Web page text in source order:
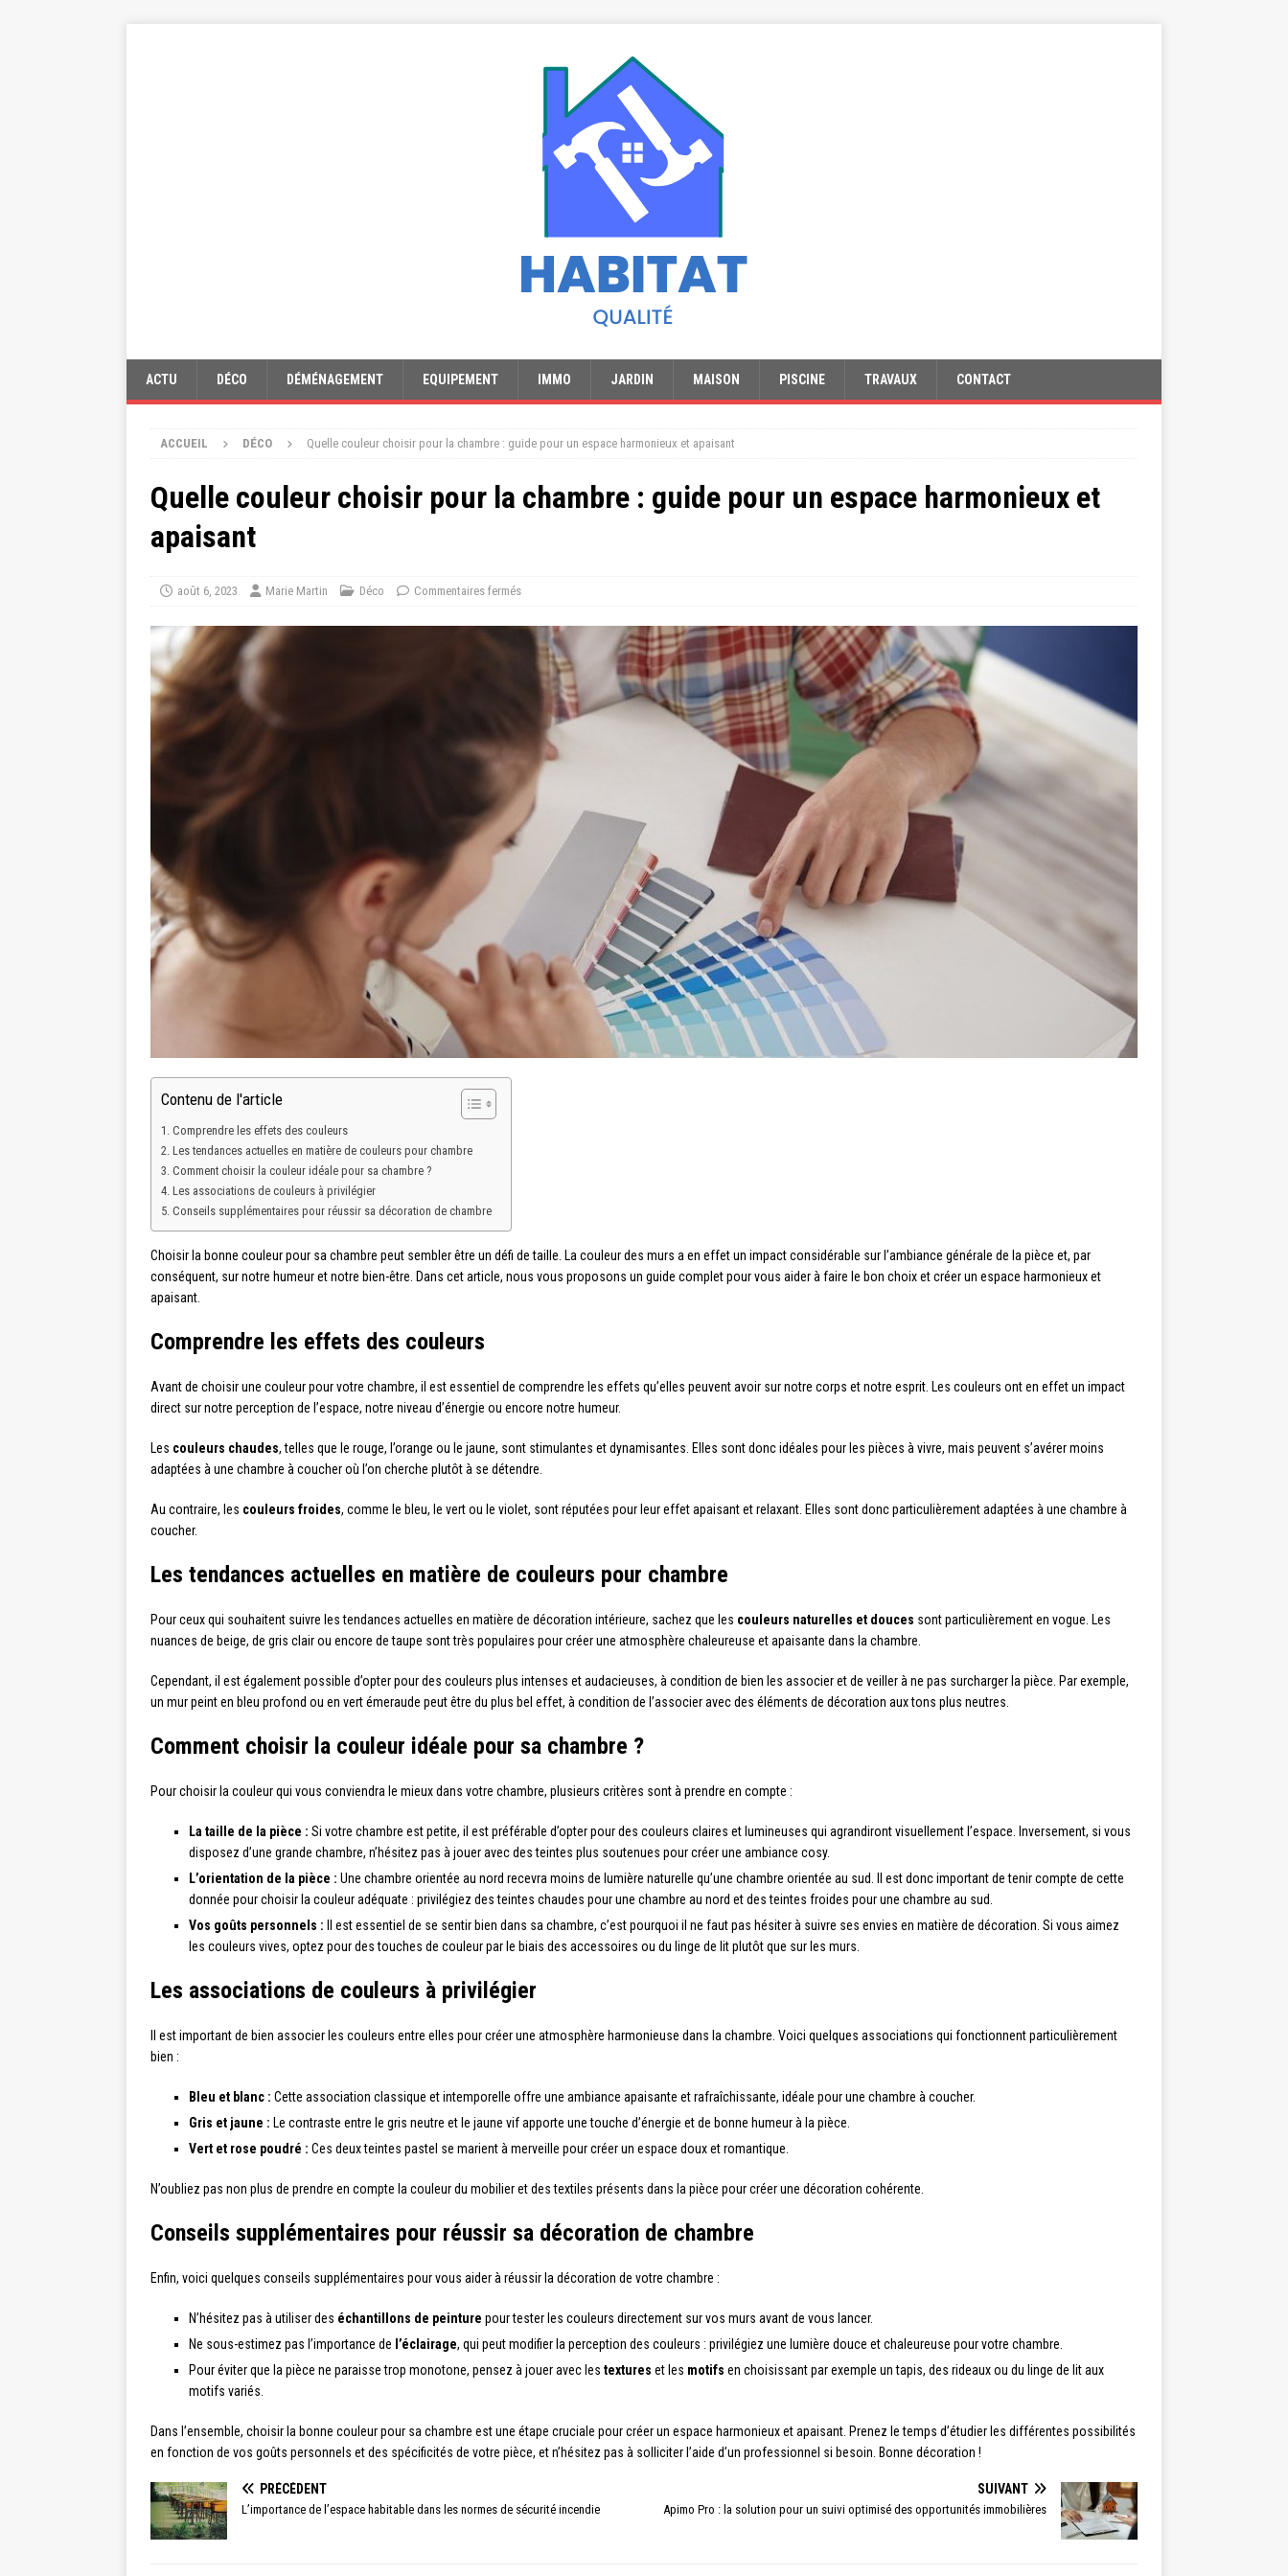
ACTU DÉCO DÉMÉNAGEMENT EQUIPEMENT IMMO JARDIN MAISON PISCINE TRAVAUX CONTACT
ACCUEIL DÉCO Quelle couleur choisir pour la chambre : guide pour un espace harmonieux et apaisant
Quelle couleur choisir pour la chambre : guide pour un espace harmonieux et
apaisant
août 6, 2023 Marie Martin Déco Commentaires fermés
Contenu de l'article
Comprendre les effets des couleurs
Les tendances actuelles en matière de couleurs pour chambre
Comment choisir la couleur idéale pour sa chambre ?
Les associations de couleurs à privilégier
Conseils supplémentaires pour réussir sa décoration de chambre
Choisir la bonne couleur pour sa chambre peut sembler être un défi de taille. La couleur des murs a en effet un impact considérable sur l’ambiance générale de la pièce et, par
conséquent, sur notre humeur et notre bien-être. Dans cet article, nous vous proposons un guide complet pour vous aider à faire le bon choix et créer un espace harmonieux et
apaisant.
Comprendre les effets des couleurs
Avant de choisir une couleur pour votre chambre, il est essentiel de comprendre les effets qu’elles peuvent avoir sur notre corps et notre esprit. Les couleurs ont en effet un impact
direct sur notre perception de l’espace, notre niveau d’énergie ou encore notre humeur.
Les couleurs chaudes, telles que le rouge, l’orange ou le jaune, sont stimulantes et dynamisantes. Elles sont donc idéales pour les pièces à vivre, mais peuvent s’avérer moins
adaptées à une chambre à coucher où l’on cherche plutôt à se détendre.
Au contraire, les couleurs froides, comme le bleu, le vert ou le violet, sont réputées pour leur effet apaisant et relaxant. Elles sont donc particulièrement adaptées à une chambre à
coucher.
Les tendances actuelles en matière de couleurs pour chambre
Pour ceux qui souhaitent suivre les tendances actuelles en matière de décoration intérieure, sachez que les couleurs naturelles et douces sont particulièrement en vogue. Les
nuances de beige, de gris clair ou encore de taupe sont très populaires pour créer une atmosphère chaleureuse et apaisante dans la chambre.
Cependant, il est également possible d’opter pour des couleurs plus intenses et audacieuses, à condition de bien les associer et de veiller à ne pas surcharger la pièce. Par exemple,
un mur peint en bleu profond ou en vert émeraude peut être du plus bel effet, à condition de l’associer avec des éléments de décoration aux tons plus neutres.
Comment choisir la couleur idéale pour sa chambre ?
Pour choisir la couleur qui vous conviendra le mieux dans votre chambre, plusieurs critères sont à prendre en compte :
La taille de la pièce : Si votre chambre est petite, il est préférable d’opter pour des couleurs claires et lumineuses qui agrandiront visuellement l’espace. Inversement, si vous
disposez d’une grande chambre, n’hésitez pas à jouer avec des teintes plus soutenues pour créer une ambiance cosy.
L’orientation de la pièce : Une chambre orientée au nord recevra moins de lumière naturelle qu’une chambre orientée au sud. Il est donc important de tenir compte de cette
donnée pour choisir la couleur adéquate : privilégiez des teintes chaudes pour une chambre au nord et des teintes froides pour une chambre au sud.
Vos goûts personnels : Il est essentiel de se sentir bien dans sa chambre, c’est pourquoi il ne faut pas hésiter à suivre ses envies en matière de décoration. Si vous aimez
les couleurs vives, optez pour des touches de couleur par le biais des accessoires ou du linge de lit plutôt que sur les murs.
Les associations de couleurs à privilégier
Il est important de bien associer les couleurs entre elles pour créer une atmosphère harmonieuse dans la chambre. Voici quelques associations qui fonctionnent particulièrement
bien :
Bleu et blanc : Cette association classique et intemporelle offre une ambiance apaisante et rafraîchissante, idéale pour une chambre à coucher.
Gris et jaune : Le contraste entre le gris neutre et le jaune vif apporte une touche d’énergie et de bonne humeur à la pièce.
Vert et rose poudré : Ces deux teintes pastel se marient à merveille pour créer un espace doux et romantique.
N’oubliez pas non plus de prendre en compte la couleur du mobilier et des textiles présents dans la pièce pour créer une décoration cohérente.
Conseils supplémentaires pour réussir sa décoration de chambre
Enfin, voici quelques conseils supplémentaires pour vous aider à réussir la décoration de votre chambre :
N’hésitez pas à utiliser des échantillons de peinture pour tester les couleurs directement sur vos murs avant de vous lancer.
Ne sous-estimez pas l’importance de l’éclairage, qui peut modifier la perception des couleurs : privilégiez une lumière douce et chaleureuse pour votre chambre.
Pour éviter que la pièce ne paraisse trop monotone, pensez à jouer avec les textures et les motifs en choisissant par exemple un tapis, des rideaux ou du linge de lit aux
motifs variés.
Dans l’ensemble, choisir la bonne couleur pour sa chambre est une étape cruciale pour créer un espace harmonieux et apaisant. Prenez le temps d’étudier les différentes possibilités
en fonction de vos goûts personnels et des spécificités de votre pièce, et n’hésitez pas à solliciter l’aide d’un professionnel si besoin. Bonne décoration !
PRÉCÉDENT
L’importance de l’espace habitable dans les normes de sécurité incendie
SUIVANT
Apimo Pro : la solution pour un suivi optimisé des opportunités immobilières